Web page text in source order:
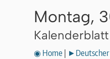
Montag,
◉ Home ►Deutscher